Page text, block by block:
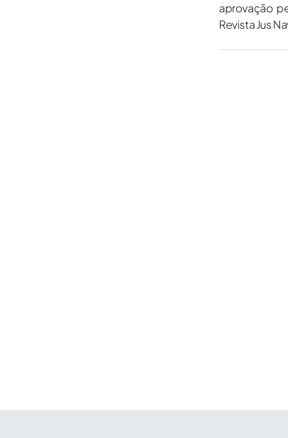
aprovação
Revista Jus